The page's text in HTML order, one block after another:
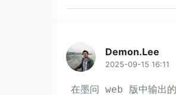
Demon.Lee
2025-09-15 16:11
在墨问 web 版中输出的